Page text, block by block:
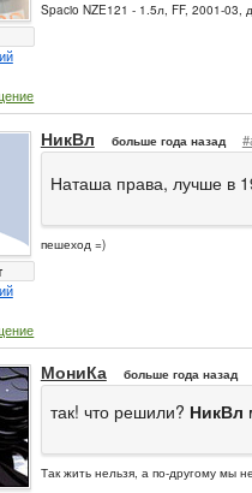
Spacio NZE121 - 1.5л, FF, 2001-03,
НикВл больше года назад
Наташа права, лучше в
пешеход =)
МониКа больше года назад
так! что решили? НикВл
Так жить нельзя, а по-другому мы